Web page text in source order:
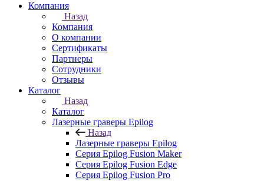
Компания
Назад
Компания
О компании
Сертификаты
Партнеры
Сотрудники
Отзывы
Каталог
Назад
Каталог
Лазерные граверы Epilog
Назад
Лазерные граверы Epilog
Серия Epilog Fusion Maker
Серия Epilog Fusion Edge
Серия Epilog Fusion Pro